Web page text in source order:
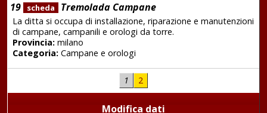
19 scheda Tremolada Campane
La ditta si occupa di installazione, riparazione e manutenzioni
di campane, campanili e orologi da torre.
Provincia:milano
Categoria:Campane e orologi
1 2
Modifica dati